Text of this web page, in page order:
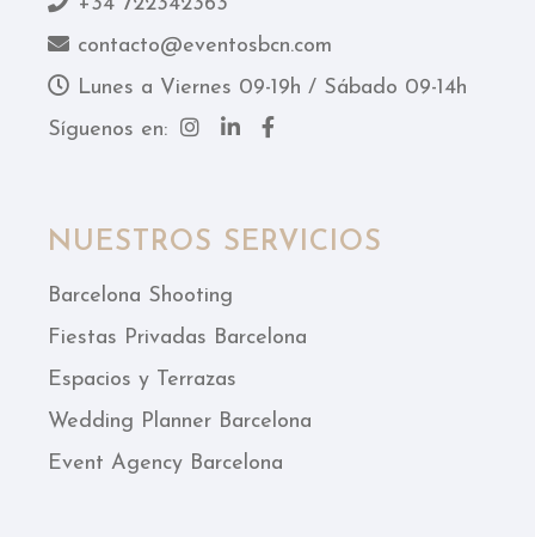
+34 722342363
contacto@eventosbcn.com
Lunes a Viernes 09-19h / Sábado 09-14h
Síguenos en:
NUESTROS SERVICIOS
Barcelona Shooting
Fiestas Privadas Barcelona
Espacios y Terrazas
Wedding Planner Barcelona
Event Agency Barcelona